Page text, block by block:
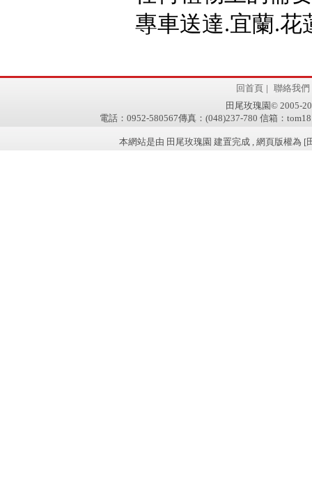
專車送達.宜蘭.花
回首頁 | 聯絡我們
田尾玫瑰園© 2005-
電話：0952-580567傳真：(048)237-780 信箱：
本網站是由 田尾玫瑰園 建置完成 , 網頁版權為